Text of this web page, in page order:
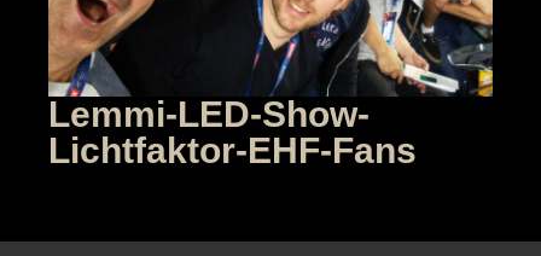
Lemmi-LED-Show-
Lichtfaktor-EHF-Fans